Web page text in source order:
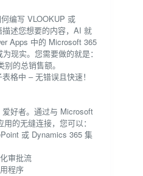
编写 VLOOKUP 或
述您想要的内容，AI 就
Apps 中的 Microsoft 365
现实。您需要做的就是：
的总销售额。
格中 – 无错误且快速！
好者。通过与 Microsoft
的无缝连接，您可以：
或 Dynamics 365 集
审批流
程序